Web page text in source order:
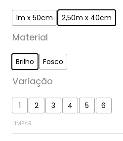
1m x 50cm 2,50m x 40cm
Material
Brilho Fosco
Variação
1 2 3 4 5 6
LIMPAR